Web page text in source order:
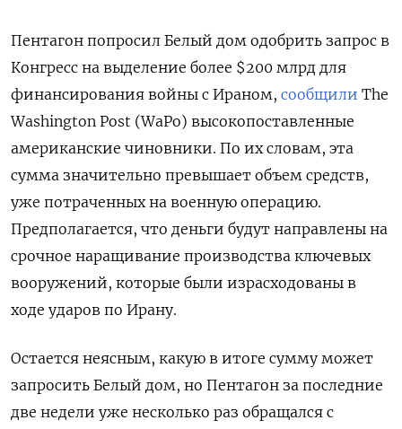
Пентагон попросил Белый дом одобрить запрос в
Конгресс на выделение более $200 млрд для
финансирования войны с Ираном, сообщили The
Washington Post (WaPo) высокопоставленные
американские чиновники. По их словам, эта
сумма значительно превышает объем средств,
уже потраченных на военную операцию.
Предполагается, что деньги будут направлены на
срочное наращивание производства ключевых
вооружений, которые были израсходованы в
ходе ударов по Ирану.
Остается неясным, какую в итоге сумму может
запросить Белый дом, но Пентагон за последние
две недели уже несколько раз обращался с